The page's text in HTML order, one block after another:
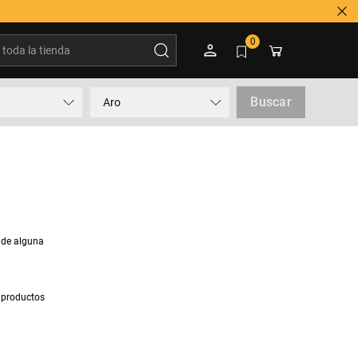
0
Aro Buscar
alguna